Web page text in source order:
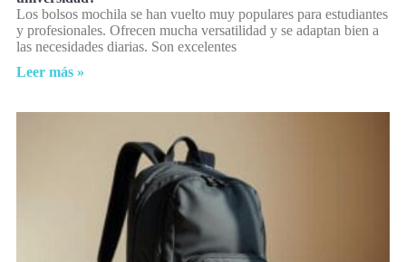
Los bolsos mochila se han vuelto muy populares para estudiantes
y profesionales. Ofrecen mucha versatilidad y se adaptan bien a
las necesidades diarias. Son excelentes
Leer más »